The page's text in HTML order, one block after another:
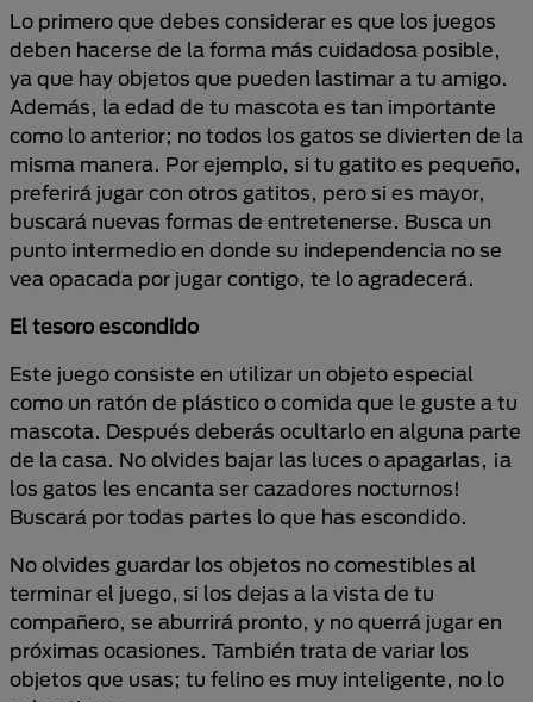
Lo primero que debes considerar es que los juegos
deben hacerse de la forma más cuidadosa posible,
ya que hay objetos que pueden lastimar a tu amigo.
Además, la edad de tu mascota es tan importante
como lo anterior; no todos los gatos se divierten de la
misma manera. Por ejemplo, si tu gatito es pequeño,
preferirá jugar con otros gatitos, pero si es mayor,
buscará nuevas formas de entretenerse. Busca un
punto intermedio en donde su independencia no se
vea opacada por jugar contigo, te lo agradecerá.
El tesoro escondido
Este juego consiste en utilizar un objeto especial
como un ratón de plástico o comida que le guste a tu
mascota. Después deberás ocultarlo en alguna parte
de la casa. No olvides bajar las luces o apagarlas, ¡a
los gatos les encanta ser cazadores nocturnos!
Buscará por todas partes lo que has escondido.
No olvides guardar los objetos no comestibles al
terminar el juego, si los dejas a la vista de tu
compañero, se aburrirá pronto, y no querrá jugar en
próximas ocasiones. También trata de variar los
objetos que usas; tu felino es muy inteligente, no lo